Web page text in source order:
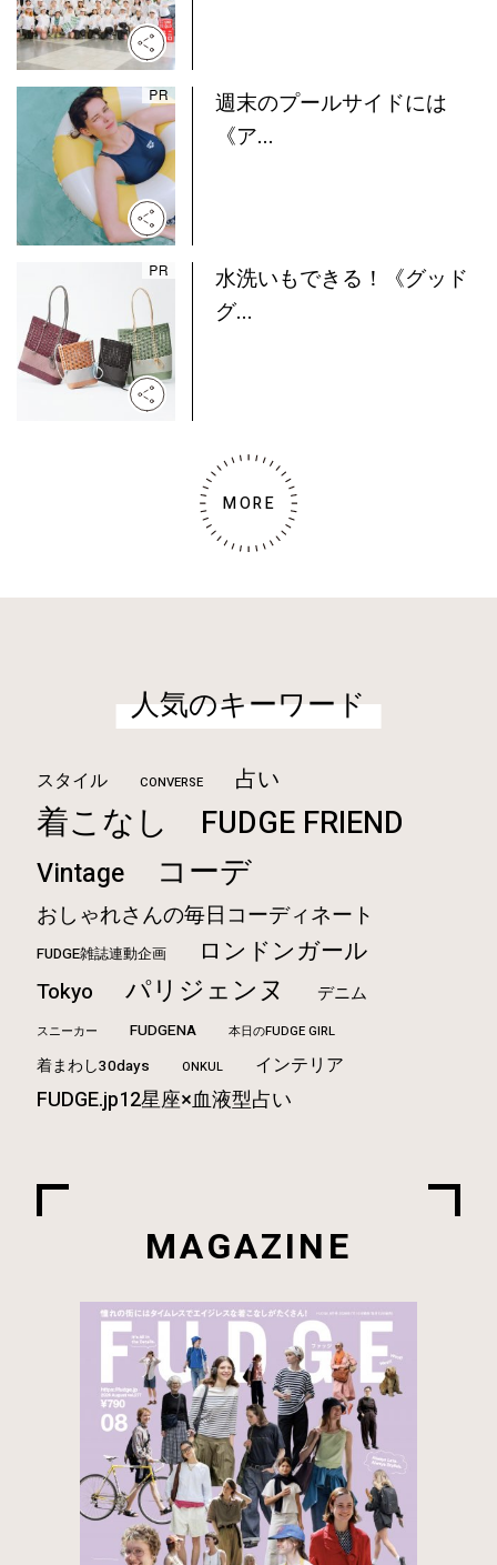
週末のプールサイドには
《ア...
水洗いもできる！《グッド
グ...
MORE
人気のキーワード
スタイル CONVERSE 占い
着こなし FUDGE FRIEND
Vintage コーデ
おしゃれさんの毎日コーディネート
FUDGE雑誌連動企画 ロンドンガール
Tokyo パリジェンヌ デニム
スニーカー FUDGENA 本日のFUDGE GIRL
着まわし30days ONKUL インテリア
FUDGE.jp12星座×血液型占い
MAGAZINE